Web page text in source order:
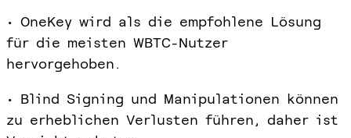
• OneKey wird als die empfohlene Lösung
für die meisten WBTC-Nutzer
hervorgehoben.
• Blind Signing und Manipulationen können
zu erheblichen Verlusten führen, daher ist